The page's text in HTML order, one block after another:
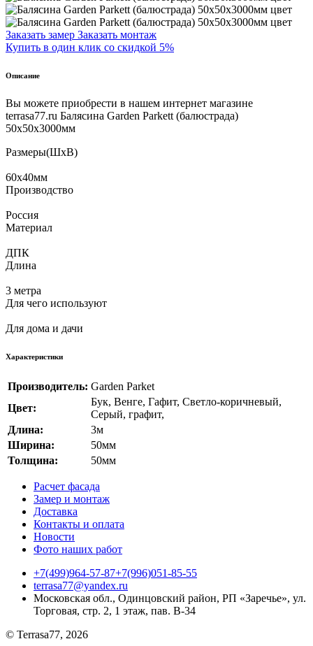
Заказать замер Заказать монтаж
Купить в один клик со скидкой 5%
Описание
Вы можете приобрести в нашем интернет магазине
terrasa77.ru Балясина Garden Parkett (балюстрада)
50х50х3000мм
Размеры(ШхВ)
60х40мм
Производство
Россия
Материал
ДПК
Длина
3 метра
Для чего используют
Для дома и дачи
Характеристики
Производитель: Garden Parket
Цвет:
Бук, Венге, Гафит, Светло-коричневый,
Серый, графит,
Длина:
3м
Ширина:
50мм
Толщина:
50мм
Расчет фасада
Замер и монтаж
Доставка
Контакты и оплата
Новости
Фото наших работ
+7(499)964-57-87+7(996)051-85-55
terrasa77@yandex.ru
Московская обл., Одинцовский район, РП «Заречье», ул.
Торговая, стр. 2, 1 этаж, пав. B-34
© Terrasa77, 2026